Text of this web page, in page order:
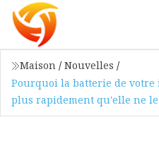
Maison / Nouvelles /
Pourquoi la batterie de votre
plus rapidement qu'elle ne